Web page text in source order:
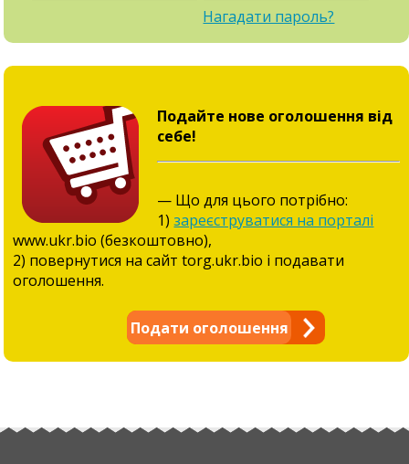
Нагадати пароль?
Подайте нове оголошення від
себе!
— Що для цього потрібно:
1)зареєструватися на порталі
www.ukr.bio (безкоштовно),
2) повернутися на сайт torg.ukr.bio і подавати
оголошення.
Подати оголошення